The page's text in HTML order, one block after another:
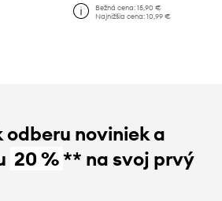
Bežná cena: 15,90 €
Najnižšia cena: 10,99 €
odberu noviniek a
20 %** na svoj prvý